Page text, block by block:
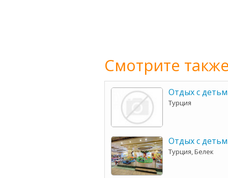
Смотрите
Отдых с
Турция
Отдых с
Турция, Белек